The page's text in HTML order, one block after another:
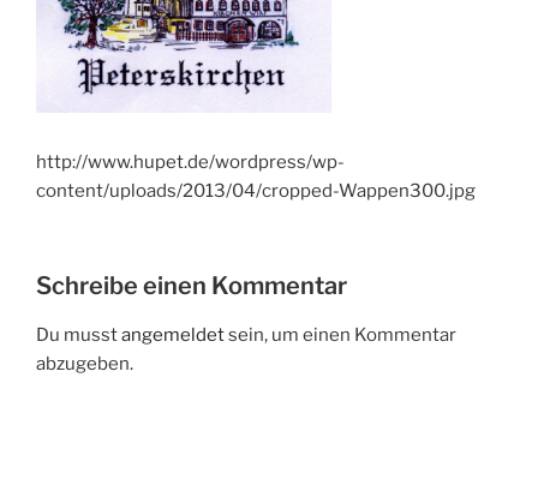
http://www.hupet.de/wordpress/wp-
content/uploads/2013/04/cropped-Wappen300.jpg
Schreibe einen Kommentar
Du musstangemeldetsein, um einen Kommentar
abzugeben.